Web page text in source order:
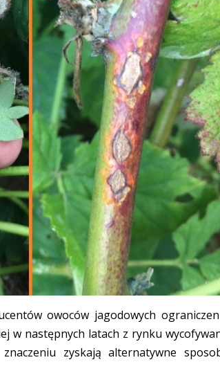
owoców jagodowych
w następnych latach z rynku
zyskają alternatywne